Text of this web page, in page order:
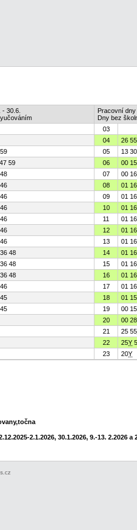
30.6.
Pracovní dny
Dny bez
03
04 26 55
05 13
59 06 00
07 00
08 01
09 01
10 01
11 01
12 01
13 01
48 14 01
48 15 01
48 16 01
17 01
18 01
19 00
20 00
21 25 55
22 25Y
23 20Y
2.1.2026, 30.1.2026, 9.-13. 2.2026 a